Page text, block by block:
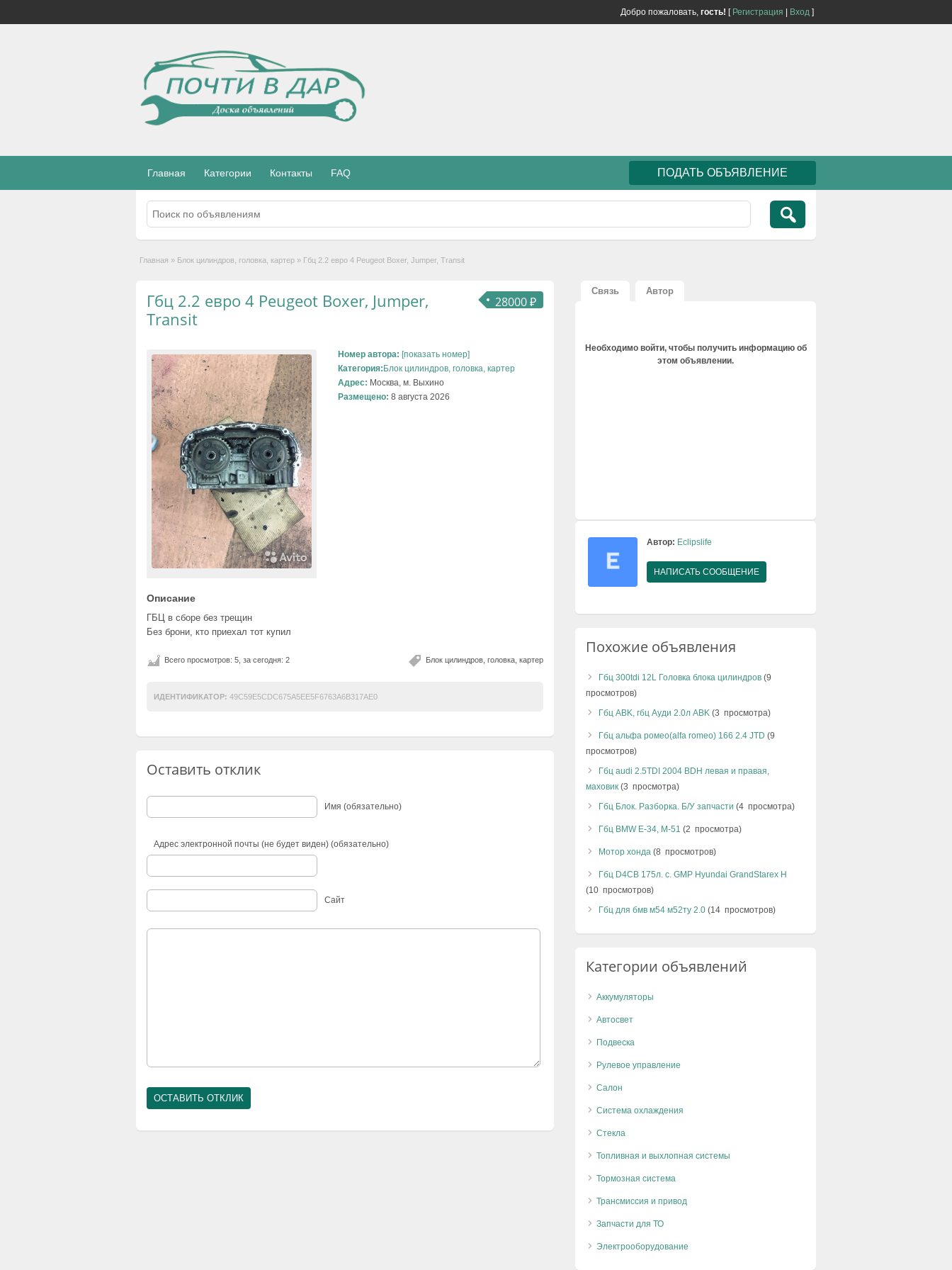
Добро пожаловать, гость! [ Регистрация Вход ]
Главная Категории Контакты FAQ ПОДАТЬ ОБЪЯВЛЕНИЕ
Главная » Блок цилиндров, головка, картер » Гбц 2.2 евро 4 Peugeot Boxer, Jumper, Transit
28000 ₽
Гбц 2.2 евро 4 Peugeot Boxer, Jumper,
Transit
Номер автора: [показать номер]
Категория: Блок цилиндров, головка, картер
Адрес: Москва, м. Выхино
Размещено: 8 августа 2026
Описание
ГБЦ в сборе без трещин
Без брони, кто приехал тот купил
Блок цилиндров, головка, картер
Всего просмотров: 5, за сегодня: 2
ИДЕНТИФИКАТОР: 49C59E5CDC675A5EE5F6763A6B317AE0
Оставить отклик
Имя (обязательно)
Адрес электронной почты (не будет виден) (обязательно)
Сайт
Связь Автор
Необходимо войти, чтобы получить информацию об
этом объявлении.
Автор: Eclipslife
НАПИСАТЬ СООБЩЕНИЕ
Похожие объявления
Гбц 300tdi 12L Головка блока цилиндров (9
просмотров)
Гбц ABK, гбц Ауди 2.0л ABK (3 просмотра)
Гбц альфа ромео(alfa romeo) 166 2.4 JTD (9
просмотров)
Гбц audi 2.5TDI 2004 BDH левая и правая,
маховик (3 просмотра)
Гбц Блок. Разборка. Б/У запчасти (4 просмотра)
Гбц BMW E-34, M-51 (2 просмотра)
Мотор хонда (8 просмотров)
Гбц D4CB 175л. с. GMP Hyundai GrandStarex H
(10 просмотров)
Гбц для бмв м54 м52ту 2.0 (14 просмотров)
Категории объявлений
Аккумуляторы
Автосвет
Подвеска
Рулевое управление
Салон
Система охлаждения
Стекла
Топливная и выхлопная системы
Тормозная система
Трансмиссия и привод
Запчасти для ТО
Электрооборудование